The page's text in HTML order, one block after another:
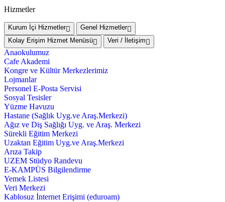
Hizmetler
Kurum İçi Hizmetler
Genel Hizmetler
Kolay Erişim Hizmet Menüsü
Veri / İletişim
Anaokulumuz
Cafe Akademi
Kongre ve Kültür Merkezlerimiz
Lojmanlar
Personel E-Posta Servisi
Sosyal Tesisler
Yüzme Havuzu
Hastane (Sağlık Uyg.ve Araş.Merkezi)
Ağız ve Diş Sağlığı Uyg. ve Araş. Merkezi
Sürekli Eğitim Merkezi
Uzaktan Eğitim Uyg.ve Araş.Merkezi
Arıza Takip
UZEM Stüdyo Randevu
E-KAMPÜS Bilgilendirme
Yemek Listesi
Veri Merkezi
Kablosuz İnternet Erişimi (eduroam)